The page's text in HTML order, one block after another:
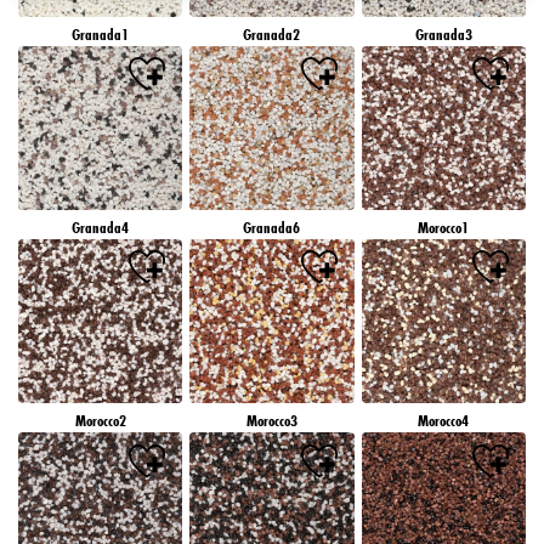
Granada1 Granada2 Granada3
Granada4 Granada6 Morocco1
Morocco2 Morocco3 Morocco4
záujmov), na tejto webovej lokalite a v iných médiách (tretích strán) prostredníctvom
zariadení, ktoré boli pridelené vám alebo vašej domácnosti, ako aj na meranie a
optimalizáciu úspešnosti reklamných kampaní..
Viac informácií o spracovaní vašich údajov nájdete v našom vyhlásení o ochrane
údajov, ktoré je uvedené v pätičke (časť "Cookies, pixely, odtlačky prstov a podobné
technológie"). Svoj súhlas môžete kedykoľvek odvolať s účinnosťou do budúcnosti
vypnutím súborov cookie na našej webovej stránke v časti "Nastavenia súborov cookie"
prepojenej v pätičke. Ďalšie informácie týkajúce sa súborov cookie používaných na tejto
webovej lokalite, najmä doby ich uchovávania, nájdete v podrobných informáciách o
jednotlivých súboroch cookie, ktoré sú k dispozícii po kliknutí na tlačidlo "upraviť"
nižšie".
Ak kliknete na "Upraviť", môžete nájsť viac informácií o spracovaní vašich
údajov/používaní súborov cookie a povoliť ich na jeden alebo viacero vyššie
uvedených účelov. Kliknutím na "Prijať všetko" súhlasíte s používaním súborov cookie,
ako aj so spracovaním vašich osobných údajov na všetky vyššie uvedené účely. Ak
kliknete na "Odmietnuť", budú sa používať len súbory cookie, ktoré sú technicky
nevyhnutné na poskytovanie tejto webovej stránky.